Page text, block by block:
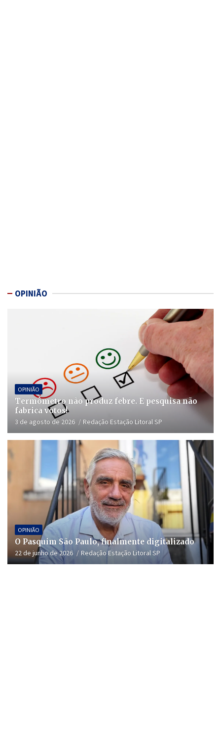
OPINIÃO
OPINIÃO
Termômetro não produz febre. E pesquisa não
fabrica votos!
3 de agosto de 2026 Redação Estação Litoral SP
OPINIÃO
O Pasquim São Paulo, finalmente digitalizado
22 de junho de 2026 Redação Estação Litoral SP